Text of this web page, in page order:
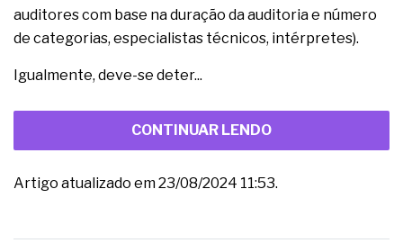
auditores com base na duração da auditoria e número
de categorias, especialistas técnicos, intérpretes).
Igualmente, deve-se deter...
CONTINUAR LENDO
Artigo atualizado em 23/08/2024 11:53.